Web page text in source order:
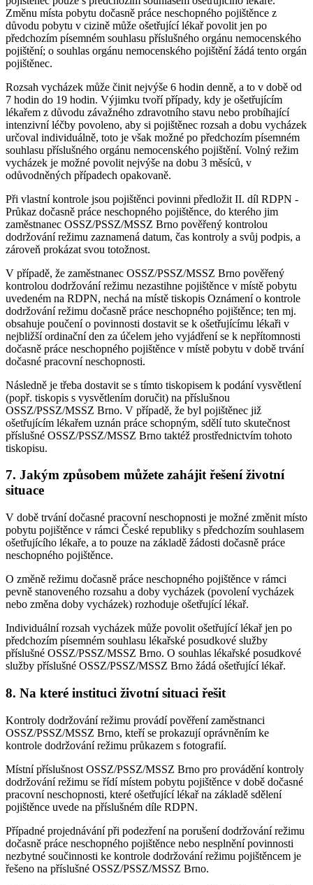
Změnu místa pobytu dočasně práce neschopného pojištěnce z
důvodu pobytu v cizině může ošetřující lékař povolit jen po
předchozím písemném souhlasu příslušného orgánu nemocenského
pojištění; o souhlas orgánu nemocenského pojištění žádá tento orgán
pojištěnec.
Rozsah vycházek může činit nejvýše 6 hodin denně, a to v době od
7 hodin do 19 hodin. Výjimku tvoří případy, kdy je ošetřujícím
lékařem z důvodu závažného zdravotního stavu nebo probíhající
intenzivní léčby povoleno, aby si pojištěnec rozsah a dobu vycházek
určoval individuálně, toto je však možné po předchozím písemném
souhlasu příslušného orgánu nemocenského pojištění. Volný režim
vycházek je možné povolit nejvýše na dobu 3 měsíců, v
odůvodněných případech opakovaně.
Při vlastní kontrole jsou pojištěnci povinni předložit II. díl RDPN -
Průkaz dočasně práce neschopného pojištěnce, do kterého jim
zaměstnanec OSSZ/PSSZ/MSSZ Brno pověřený kontrolou
dodržování režimu zaznamená datum, čas kontroly a svůj podpis, a
zároveň prokázat svou totožnost.
V případě, že zaměstnanec OSSZ/PSSZ/MSSZ Brno pověřený
kontrolou dodržování režimu nezastihne pojištěnce v místě pobytu
uvedeném na RDPN, nechá na místě tiskopis Oznámení o kontrole
dodržování režimu dočasně práce neschopného pojištěnce; ten mj.
obsahuje poučení o povinnosti dostavit se k ošetřujícímu lékaři v
nejbližší ordinační den za účelem jeho vyjádření se k nepřítomnosti
dočasně práce neschopného pojištěnce v místě pobytu v době trvání
dočasné pracovní neschopnosti.
Následně je třeba dostavit se s tímto tiskopisem k podání vysvětlení
(popř. tiskopis s vysvětlením doručit) na příslušnou
OSSZ/PSSZ/MSSZ Brno. V případě, že byl pojištěnec již
ošetřujícím lékařem uznán práce schopným, sdělí tuto skutečnost
příslušné OSSZ/PSSZ/MSSZ Brno taktéž prostřednictvím tohoto
tiskopisu.
7. Jakým způsobem můžete zahájit řešení životní
situace
V době trvání dočasné pracovní neschopnosti je možné změnit místo
pobytu pojištěnce v rámci České republiky s předchozím souhlasem
ošetřujícího lékaře, a to pouze na základě žádosti dočasně práce
neschopného pojištěnce.
O změně režimu dočasně práce neschopného pojištěnce v rámci
pevně stanoveného rozsahu a doby vycházek (povolení vycházek
nebo změna doby vycházek) rozhoduje ošetřující lékař.
Individuální rozsah vycházek může povolit ošetřující lékař jen po
předchozím písemném souhlasu lékařské posudkové služby
příslušné OSSZ/PSSZ/MSSZ Brno. O souhlas lékařské posudkové
služby příslušné OSSZ/PSSZ/MSSZ Brno žádá ošetřující lékař.
8. Na které instituci životní situaci řešit
Kontroly dodržování režimu provádí pověření zaměstnanci
OSSZ/PSSZ/MSSZ Brno, kteří se prokazují oprávněním ke
kontrole dodržování režimu průkazem s fotografií.
Místní příslušnost OSSZ/PSSZ/MSSZ Brno pro provádění kontroly
dodržování režimu se řídí místem pobytu pojištěnce v době dočasné
pracovní neschopnosti, které ošetřující lékař na základě sdělení
pojištěnce uvede na příslušném díle RDPN.
Případné projednávání při podezření na porušení dodržování režimu
dočasně práce neschopného pojištěnce nebo nesplnění povinnosti
nezbytné součinnosti ke kontrole dodržování režimu pojištěncem je
řešeno na příslušné OSSZ/PSSZ/MSSZ Brno.